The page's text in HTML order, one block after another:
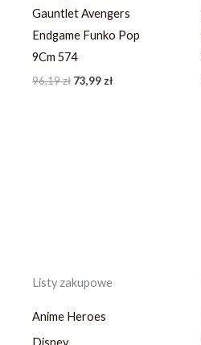
Gauntlet Avengers
Endgame Funko Pop
9Cm 574
96,19zł 73,99 zł
Listy zakupowe
Anime Heroes
Disney